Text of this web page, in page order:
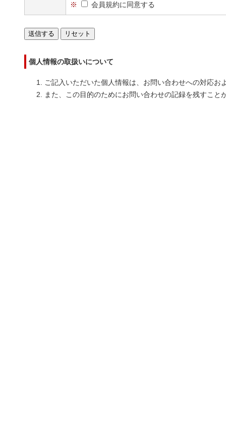
※ 会員規約に同意する
個人情報の取扱いについて
ご記入いただいた個人情報は、お問い合わせへの対応お
また、この目的のためにお問い合わせの記録を残すこと